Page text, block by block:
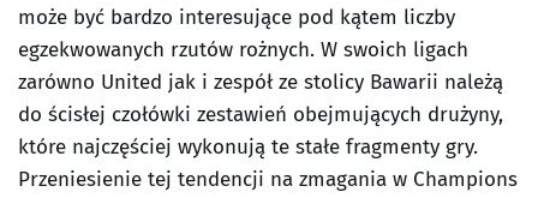
może być bardzo interesujące pod kątem liczby
egzekwowanych rzutów rożnych. W swoich ligach
zarówno United jak i zespół ze stolicy Bawarii należą
do ścisłej czołówki zestawień obejmujących drużyny,
które najczęściej wykonują te stałe fragmenty gry.
Przeniesienie tej tendencji na zmagania w Champions